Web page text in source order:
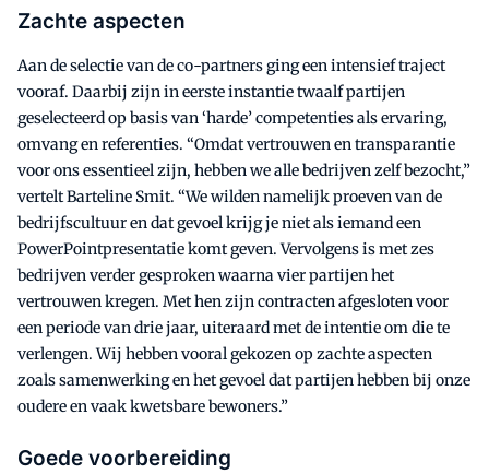
Zachte aspecten
Aan de selectie van de co-partners ging een intensief traject
vooraf. Daarbij zijn in eerste instantie twaalf partijen
geselecteerd op basis van ‘harde’ competenties als ervaring,
omvang en referenties. “Omdat vertrouwen en transparantie
voor ons essentieel zijn, hebben we alle bedrijven zelf bezocht,”
vertelt Barteline Smit. “We wilden namelijk proeven van de
bedrijfscultuur en dat gevoel krijg je niet als iemand een
PowerPointpresentatie komt geven. Vervolgens is met zes
bedrijven verder gesproken waarna vier partijen het
vertrouwen kregen. Met hen zijn contracten afgesloten voor
een periode van drie jaar, uiteraard met de intentie om die te
verlengen. Wij hebben vooral gekozen op zachte aspecten
zoals samenwerking en het gevoel dat partijen hebben bij onze
oudere en vaak kwetsbare bewoners.”
Goede voorbereiding